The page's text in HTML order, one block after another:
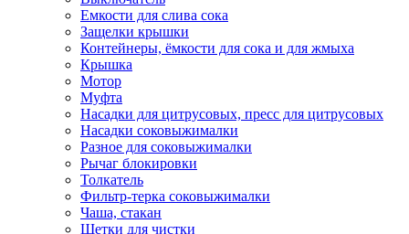
Емкости для слива сока
Защелки крышки
Контейнеры, ёмкости для сока и для жмыха
Крышка
Мотор
Муфта
Насадки для цитрусовых, пресс для цитрусовых
Насадки соковыжималки
Разное для соковыжималки
Рычаг блокировки
Толкатель
Фильтр-терка соковыжималки
Чаша, стакан
Щетки для чистки